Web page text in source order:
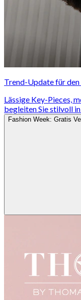
Trend-Update für
Lässige Key-Pieces,
begleiten Sie stilvoll in
Fashion Week: Gratis